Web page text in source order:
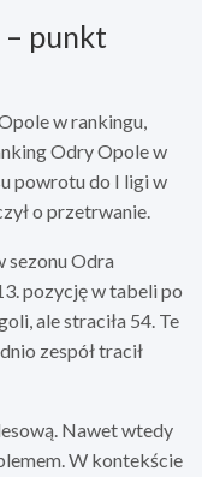
– punkt
w rankingu,
Odry Opole w
powrotu do I ligi w
o przetrwanie.
sezonu Odra
pozycję w tabeli po
ale straciła 54. Te
zespół tracił
Nawet wtedy
W kontekście